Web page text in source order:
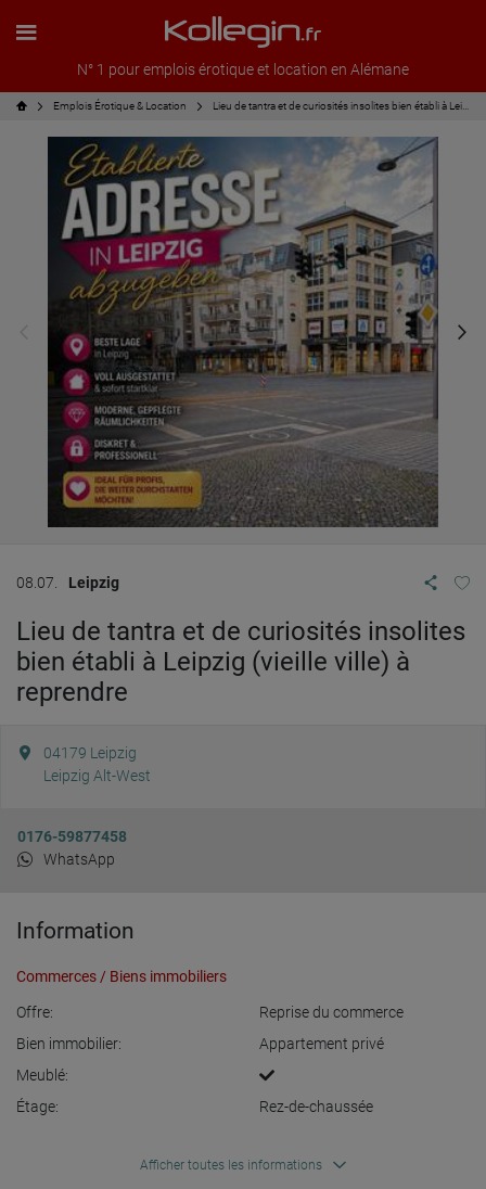
N° 1 pour emplois érotique et location en Alémane
Emplois Érotique & Location
08.07. Leipzig
Lieu de tantra et de curiosités insolites
bien établi à Leipzig (vieille ville) à
reprendre
04179 Leipzig
Leipzig Alt-West
0176-59877458
WhatsApp
Information
Commerces / Biens immobiliers
Offre:
Reprise du commerce
Bien immobilier:
Appartement privé
Meublé:
Étage:
Rez-de-chaussée
Afficher toutes les informations